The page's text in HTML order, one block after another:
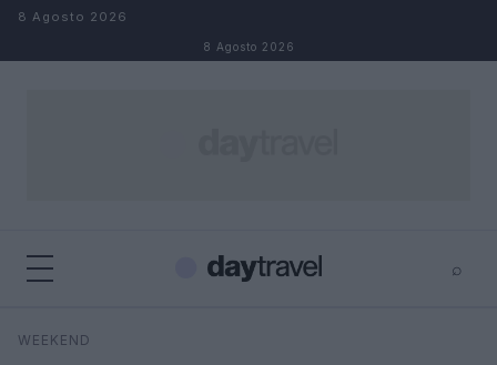
Salta al contenuto
8 Agosto 2026
8 Agosto 2026
⌕
Cerca
WEEKEND